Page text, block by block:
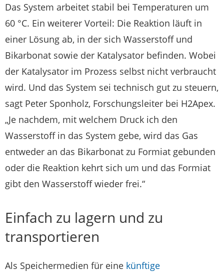
Das System arbeitet stabil bei Temperaturen um
60 °C. Ein weiterer Vorteil: Die Reaktion läuft in
einer Lösung ab, in der sich Wasserstoff und
Bikarbonat sowie der Katalysator befinden. Wobei
der Katalysator im Prozess selbst nicht verbraucht
wird. Und das System sei technisch gut zu steuern,
sagt Peter Sponholz, Forschungsleiter bei H2Apex.
„Je nachdem, mit welchem Druck ich den
Wasserstoff in das System gebe, wird das Gas
entweder an das Bikarbonat zu Formiat gebunden
oder die Reaktion kehrt sich um und das Formiat
gibt den Wasserstoff wieder frei.“
Einfach zu lagern und zu
transportieren
Als Speichermedien für eine künftige